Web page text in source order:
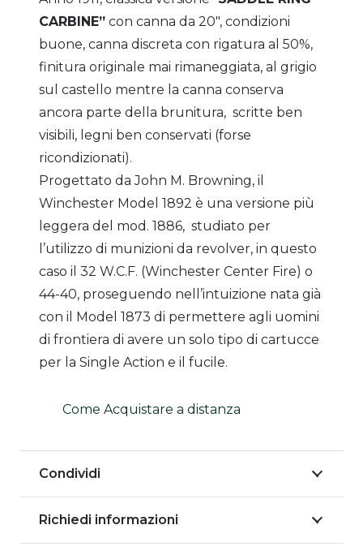
CARBINE” con canna da 20″, condizioni
buone, canna discreta con rigatura al 50%,
finitura originale mai rimaneggiata, al grigio
sul castello mentre la canna conserva
ancora parte della brunitura, scritte ben
visibili, legni ben conservati (forse
ricondizionati).
Progettato da John M. Browning, il
Winchester Model 1892 è una versione più
leggera del mod. 1886, studiato per
l’utilizzo di munizioni da revolver, in questo
caso il 32 W.C.F. (Winchester Center Fire) o
44-40, proseguendo nell’intuizione nata già
con il Model 1873 di permettere agli uomini
di frontiera di avere un solo tipo di cartucce
per la Single Action e il fucile.
Come Acquistare a distanza
Condividi
Richiedi informazioni